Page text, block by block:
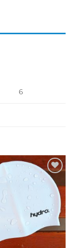
6
Añadir
a la
lista de
deseos